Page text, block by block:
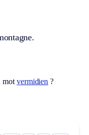
mot vermidien ?